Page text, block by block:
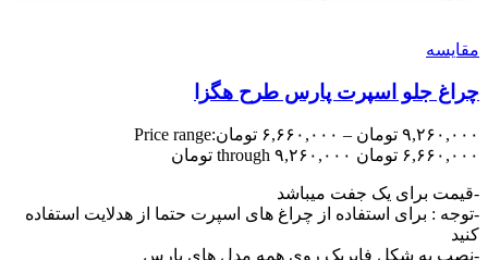
مقایسه
چراغ جلو اسپرت پارس طرح هگزا
۹,۲۶۰,۰۰۰ تومان – ۶,۶۶۰,۰۰۰ تومانPrice range:
۶,۶۶۰,۰۰۰ تومان through ۹,۲۶۰,۰۰۰ تومان
-قیمت برای یک جفت میباشد
-توجه : برای استفاده از چراغ های اسپرت حتما از هدلایت استفاده
کنید
-نصب به شکل فابریک روی همه مدل های پارس